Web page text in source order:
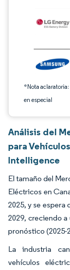
*Nota
en especial
Análisis del
para
Intelligence
El tamaño del
Eléctricos en
2025, y se espera
2029, creciendo
pronóstico (2025-
La industria
vehículos